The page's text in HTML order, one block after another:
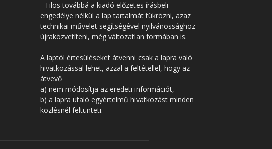
- Tilos továbbá a kiadó előzetes írásbeli
engedélye nélkül a lap tartalmát tükrözni, azaz
technikai művelet segítségével nyilvánossághoz
újraközvetíteni, még változatlan formában is.
A laptól értesüléseket átvenni csak a lapra való
hivatkozással lehet, azzal a feltétellel, hogy az
átvevő
a) nem módosítja az eredeti információt,
b) a lapra utaló egyértelmű hivatkozást minden
közlésnél feltünteti.